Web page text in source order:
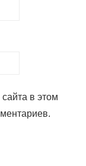
в этом